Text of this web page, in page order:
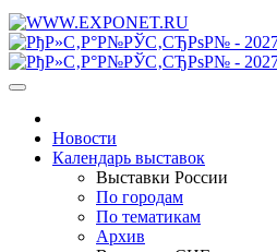
Новости
Календарь выставок
Выставки России
По городам
По тематикам
Архив